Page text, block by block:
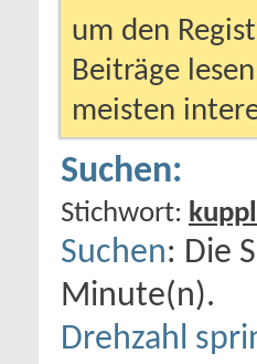
um den
Beiträge
meisten
Suchen:
Stichwort:
Suchen: Die
Minute(n).
Drehzahl